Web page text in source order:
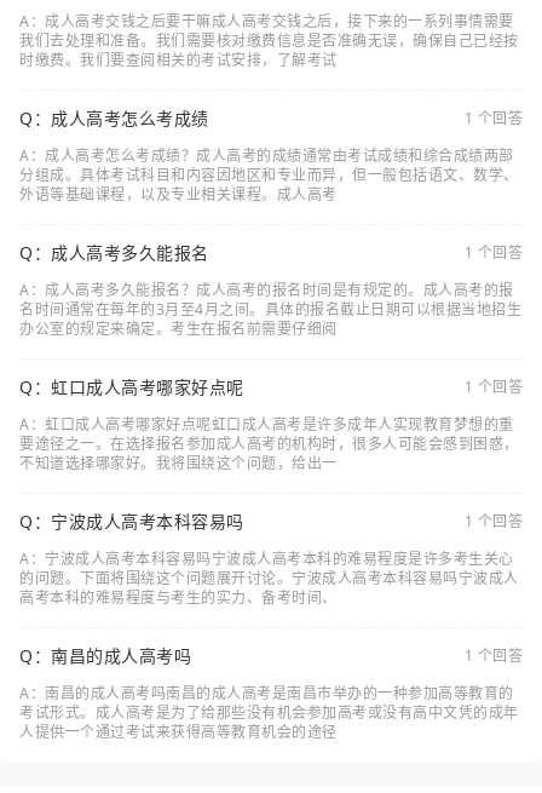
A：成人高考交钱之后要干嘛成人高考交钱之后，接下来的一系列事情需要
我们去处理和准备。我们需要核对缴费信息是否准确无误，确保自己已经按
时缴费。我们要查阅相关的考试安排，了解考试
Q：成人高考怎么考成绩
1 个回答
A：成人高考怎么考成绩？成人高考的成绩通常由考试成绩和综合成绩两部
分组成。具体考试科目和内容因地区和专业而异，但一般包括语文、数学、
外语等基础课程，以及专业相关课程。成人高考
Q：成人高考多久能报名
1 个回答
A：成人高考多久能报名？成人高考的报名时间是有规定的。成人高考的报
名时间通常在每年的3月至4月之间。具体的报名截止日期可以根据当地招生
办公室的规定来确定。考生在报名前需要仔细阅
Q：虹口成人高考哪家好点呢
1 个回答
A：虹口成人高考哪家好点呢虹口成人高考是许多成年人实现教育梦想的重
要途径之一。在选择报名参加成人高考的机构时，很多人可能会感到困惑，
不知道选择哪家好。我将围绕这个问题，给出一
Q：宁波成人高考本科容易吗
1 个回答
A：宁波成人高考本科容易吗宁波成人高考本科的难易程度是许多考生关心
的问题。下面将围绕这个问题展开讨论。宁波成人高考本科容易吗宁波成人
高考本科的难易程度与考生的实力、备考时间、
Q：南昌的成人高考吗
1 个回答
A：南昌的成人高考吗南昌的成人高考是南昌市举办的一种参加高等教育的
考试形式。成人高考是为了给那些没有机会参加高考或没有高中文凭的成年
人提供一个通过考试来获得高等教育机会的途径